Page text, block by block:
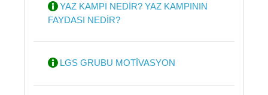
YAZ KAMPI NEDİR? YAZ KAMPININ
FAYDASI NEDİR?
LGS GRUBU MOTİVASYON